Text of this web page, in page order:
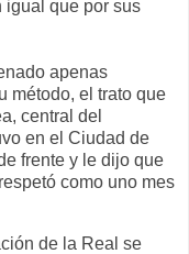
igual que por sus
apenas
método, el trato que
central del
en el Ciudad de
frente y le dijo que
como uno mes
de la Real se